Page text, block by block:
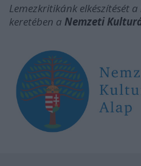
Lemezkritikánk elkészítését a
keretében a Nemzeti